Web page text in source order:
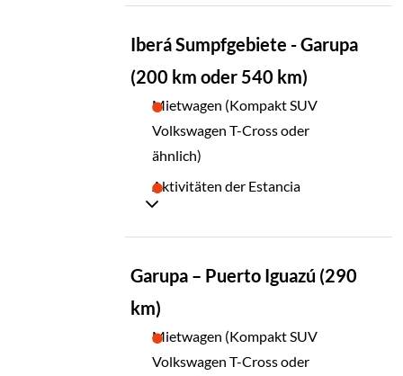
Iberá Sumpfgebiete - Garupa
(200 km oder 540 km)
Mietwagen (Kompakt SUV
Volkswagen T-Cross oder
ähnlich)
Aktivitäten der Estancia
Garupa – Puerto Iguazú (290
km)
Mietwagen (Kompakt SUV
Volkswagen T-Cross oder